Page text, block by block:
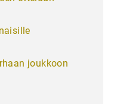
joukkoon